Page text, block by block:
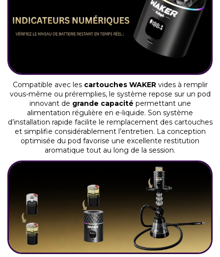
Compatible avec les cartouches WAKERvides à remplir
vous-même ou préremplies, le système repose sur un pod
innovant de grande capacité permettant une
alimentation régulière en e-liquide. Son système
d’installation rapide facilite le remplacement des cartouches
et simplifie considérablement l’entretien. La conception
optimisée du pod favorise une excellente restitution
aromatique tout au long de la session.